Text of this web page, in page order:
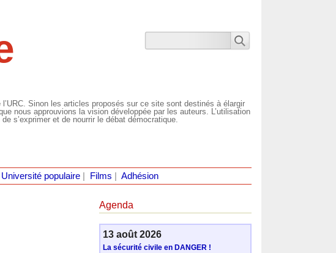
Sinon les articles proposés sur ce site sont destinés à élargir
nous approuvions la vision développée par les auteurs. L’utilisation
s’exprimer et de nourrir le débat démocratique.
populaire| Films Adhésion
Agenda
13 août 2026
La sécurité civile en DANGER !